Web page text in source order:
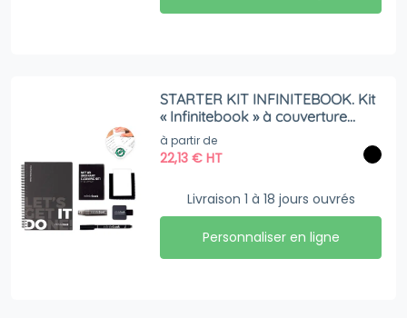
STARTER KIT INFINITEBOOK. Kit
« Infinitebook » à couverture
rigide, 1 kit de nettoyage, 1
marqueur et 1 porte-stylo à bille
à partir de
22,13€ HT
Livraison 1 à 18 jours ouvrés
Personnaliser en ligne